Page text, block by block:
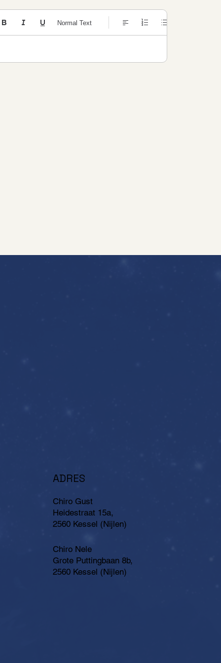
Normal Text
ADRES
Chiro Gust
Heidestraat 15a,
2560 Kessel (Nijlen)
Chiro Nele
Grote Puttingbaan 8b,
2560 Kessel (Nijlen)